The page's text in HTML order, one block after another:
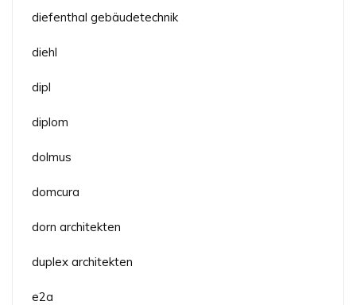
diefenthal gebäudetechnik
diehl
dipl
diplom
dolmus
domcura
dorn architekten
duplex architekten
e2a